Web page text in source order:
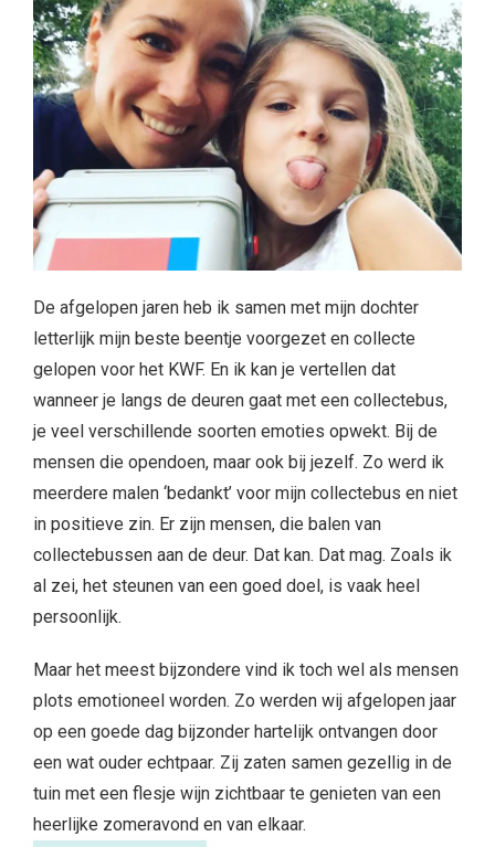
De afgelopen jaren heb ik samen met mijn dochter
letterlijk mijn beste beentje voorgezet en collecte
gelopen voor het KWF. En ik kan je vertellen dat
wanneer je langs de deuren gaat met een collectebus,
je veel verschillende soorten emoties opwekt. Bij de
mensen die opendoen, maar ook bij jezelf. Zo werd ik
meerdere malen ‘bedankt’ voor mijn collectebus en niet
in positieve zin. Er zijn mensen, die balen van
collectebussen aan de deur. Dat kan. Dat mag. Zoals ik
al zei, het steunen van een goed doel, is vaak heel
persoonlijk.
Maar het meest bijzondere vind ik toch wel als mensen
plots emotioneel worden. Zo werden wij afgelopen jaar
op een goede dag bijzonder hartelijk ontvangen door
een wat ouder echtpaar. Zij zaten samen gezellig in de
tuin met een flesje wijn zichtbaar te genieten van een
heerlijke zomeravond en van elkaar.